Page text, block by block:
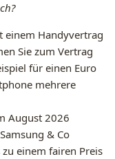
einem Handyvertrag
Sie zum Vertrag
für einen Euro
mehrere
August 2026
& Co
einem fairen Preis